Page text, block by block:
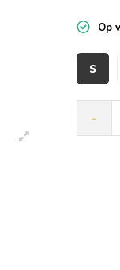
Op
S
-